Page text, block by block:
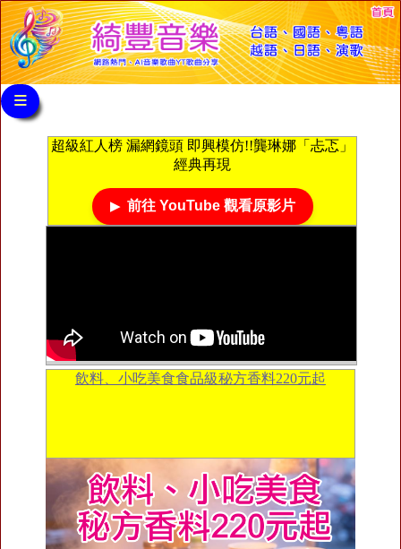
≡
超級紅人榜 漏網鏡頭 即興模仿!!龔琳娜「忐忑」
經典再現
前往 YouTube 觀看原影片
飲料、小吃美食食品級秘方香料220元起